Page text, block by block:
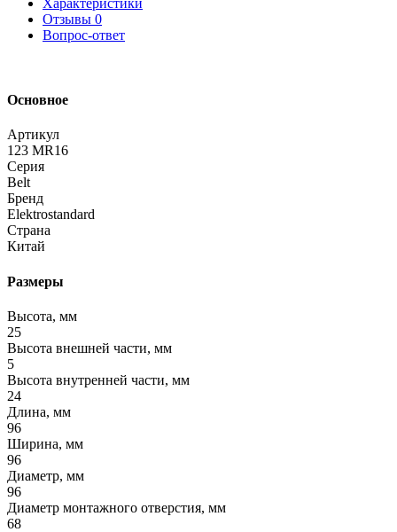
Отзывы 0
Вопрос-ответ
Основное
Артикул
123 MR16
Серия
Belt
Бренд
Elektrostandard
Страна
Китай
Размеры
Высота, мм
25
Высота внешней части, мм
5
Высота внутренней части, мм
24
Длина, мм
96
Ширина, мм
96
Диаметр, мм
96
Диаметр монтажного отверстия, мм
68